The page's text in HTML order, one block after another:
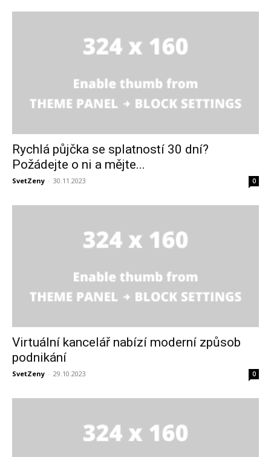
Rychlá půjčka se splatností 30 dní?
Požádejte o ni a mějte...
SvetZeny - 30.11.2023 0
Virtuální kancelář nabízí moderní způsob
podnikání
SvetZeny - 29.10.2023 0